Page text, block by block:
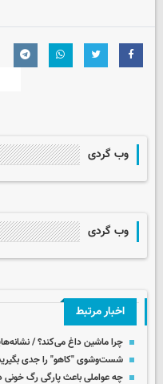
وب گردی
وب گردی
اخبار مرتبط
چرا ماشین داغ می‌کند؟ /
شست‌وشوی "کاهو" را جدی
چه عواملی باعث پارگی رگ